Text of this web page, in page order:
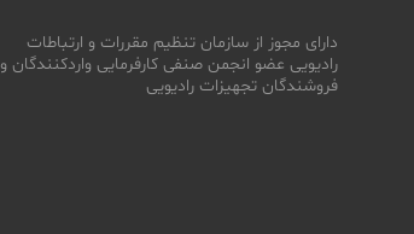
دارای مجوز از سازمان تنظیم مقررات و ارتباطات
رادیویی عضو انجمن صنفی کارفرمایی واردکنندگان و
فروشندگان تجهیزات رادیویی